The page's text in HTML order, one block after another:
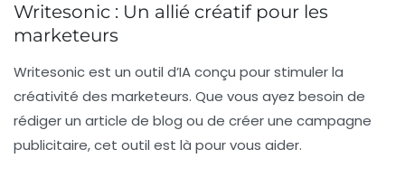
Writesonic : Un allié créatif pour les
marketeurs
Writesonic est un outil d’IA conçu pour stimuler la
créativité des marketeurs. Que vous ayez besoin de
rédiger un article de blog ou de créer une campagne
publicitaire, cet outil est là pour vous aider.